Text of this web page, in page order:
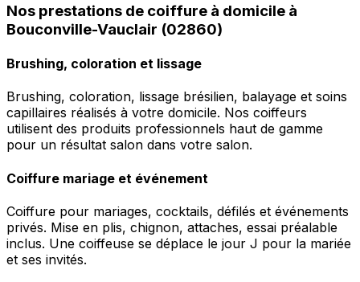
Nos prestations de coiffure à domicile à
Bouconville-Vauclair (02860)
Brushing, coloration et lissage
Brushing, coloration, lissage brésilien, balayage et soins
capillaires réalisés à votre domicile. Nos coiffeurs
utilisent des produits professionnels haut de gamme
pour un résultat salon dans votre salon.
Coiffure mariage et événement
Coiffure pour mariages, cocktails, défilés et événements
privés. Mise en plis, chignon, attaches, essai préalable
inclus. Une coiffeuse se déplace le jour J pour la mariée
et ses invités.